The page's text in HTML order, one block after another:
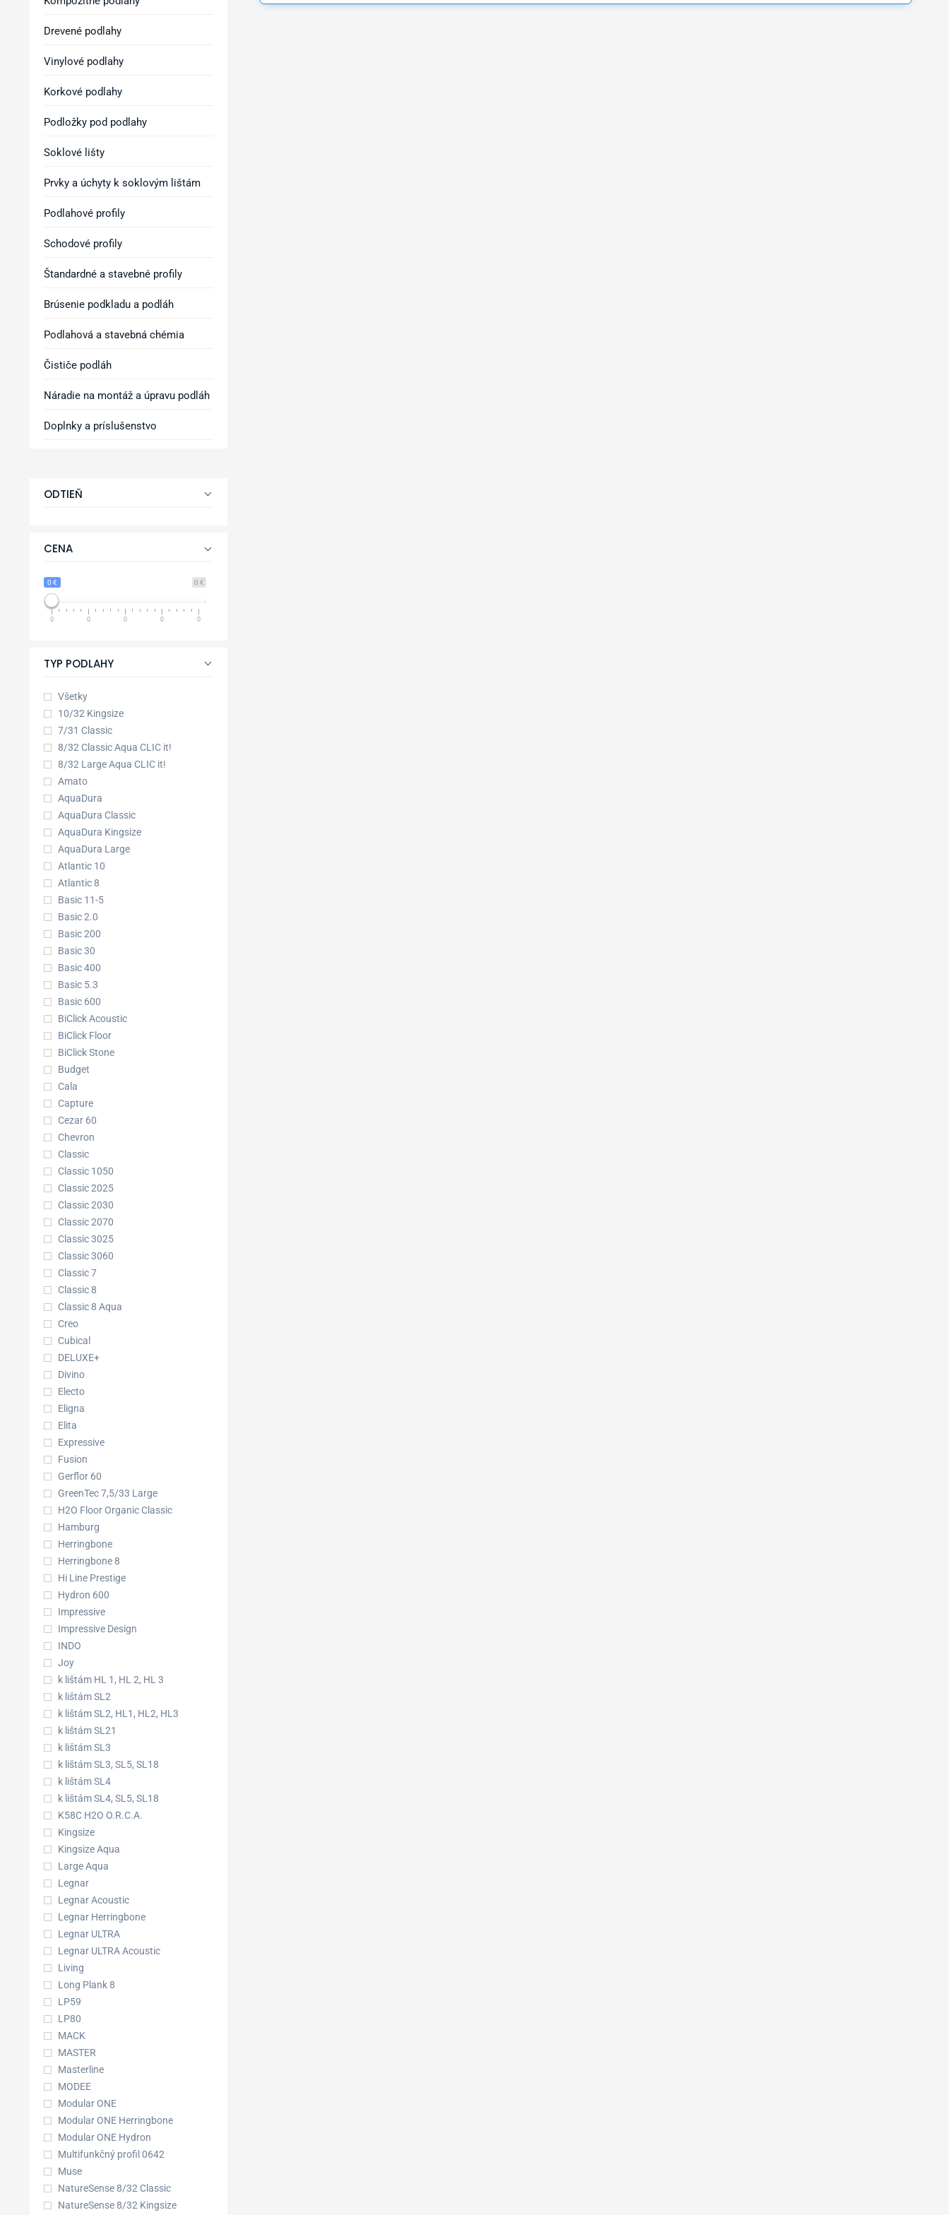
Drevené podlahy
Vinylové podlahy
Korkové podlahy
Podložky pod podlahy
Soklové lišty
Prvky a úchyty k soklovým lištám
Podlahové profily
Schodové profily
Štandardné a stavebné profily
Brúsenie podkladu a podláh
Podlahová a stavebná chémia
Čističe podláh
Náradie na montáž a úpravu podláh
Doplnky a príslušenstvo
ODTIEŇ
CENA
0 €
0 €
0 0 0 0 0
TYP PODLAHY
Všetky
10/32 Kingsize
7/31 Classic
8/32 Classic Aqua CLIC it!
8/32 Large Aqua CLIC it!
Amato
AquaDura
AquaDura Classic
AquaDura Kingsize
AquaDura Large
Atlantic 10
Atlantic 8
Basic 11-5
Basic 2.0
Basic 200
Basic 30
Basic 400
Basic 5.3
Basic 600
BiClick Acoustic
BiClick Floor
BiClick Stone
Budget
Cala
Capture
Cezar 60
Chevron
Classic
Classic 1050
Classic 2025
Classic 2030
Classic 2070
Classic 3025
Classic 3060
Classic 7
Classic 8
Classic 8 Aqua
Creo
Cubical
DELUXE+
Divino
Electo
Eligna
Elita
Expressive
Fusion
Gerflor 60
GreenTec 7,5/33 Large
H2O Floor Organic Classic
Hamburg
Herringbone
Herringbone 8
Hi Line Prestige
Hydron 600
Impressive
Impressive Design
INDO
Joy
k lištám HL 1, HL 2, HL 3
k lištám SL2
k lištám SL2, HL1, HL2, HL3
k lištám SL21
k lištám SL3
k lištám SL3, SL5, SL18
k lištám SL4
k lištám SL4, SL5, SL18
K58C H2O O.R.C.A.
Kingsize
Kingsize Aqua
Large Aqua
Legnar
Legnar Acoustic
Legnar Herringbone
Legnar ULTRA
Legnar ULTRA Acoustic
Living
Long Plank 8
LP59
LP80
MACK
MASTER
Masterline
MODEE
Modular ONE
Modular ONE Herringbone
Modular ONE Hydron
Multifunkčný profil 0642
Muse
NatureSense 8/32 Classic
NatureSense 8/32 Kingsize